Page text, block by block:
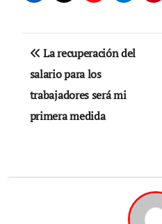
Navegación
de
entradas
La recuperación del
salario para los
trabajadores será mi
primera medida